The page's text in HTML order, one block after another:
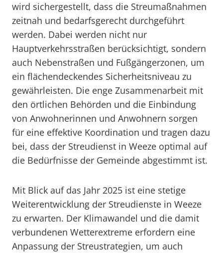
wird sichergestellt, dass die Streumaßnahmen
zeitnah und bedarfsgerecht durchgeführt
werden. Dabei werden nicht nur
Hauptverkehrsstraßen berücksichtigt, sondern
auch Nebenstraßen und Fußgängerzonen, um
ein flächendeckendes Sicherheitsniveau zu
gewährleisten. Die enge Zusammenarbeit mit
den örtlichen Behörden und die Einbindung
von Anwohnerinnen und Anwohnern sorgen
für eine effektive Koordination und tragen dazu
bei, dass der Streudienst in Weeze optimal auf
die Bedürfnisse der Gemeinde abgestimmt ist.
Mit Blick auf das Jahr 2025 ist eine stetige
Weiterentwicklung der Streudienste in Weeze
zu erwarten. Der Klimawandel und die damit
verbundenen Wetterextreme erfordern eine
Anpassung der Streustrategien, um auch